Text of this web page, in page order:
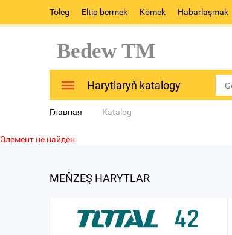
Töleg Eltip bermek Kömek Habarlaşmak
Bedew TM
Harytlaryň katalogy
Главная Katalog
Элемент не найден
MEŇZEŞ HARYTLAR